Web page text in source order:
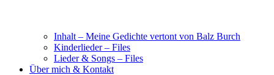
Inhalt – Meine Gedichte vertont von Balz Burch
Kinderlieder – Files
Lieder & Songs – Files
Über mich & Kontakt